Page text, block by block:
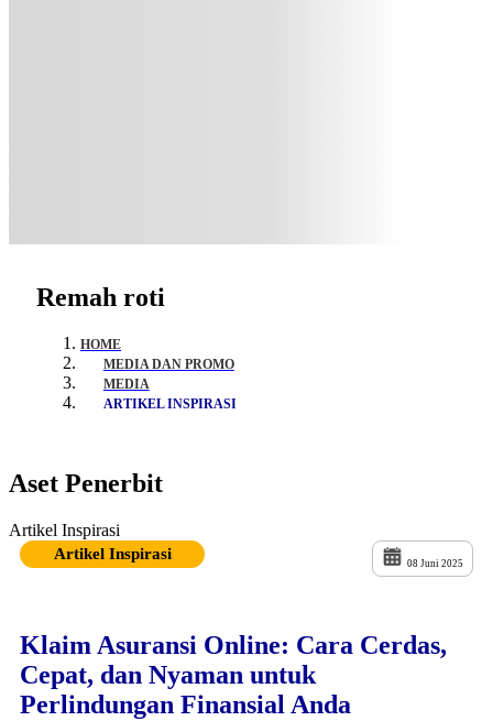
Remah roti
HOME
MEDIA DAN PROMO
MEDIA
ARTIKEL INSPIRASI
Aset Penerbit
Artikel Inspirasi
Artikel Inspirasi
08 Juni 2025
Klaim Asuransi Online: Cara Cerdas,
Cepat, dan Nyaman untuk
Perlindungan Finansial Anda